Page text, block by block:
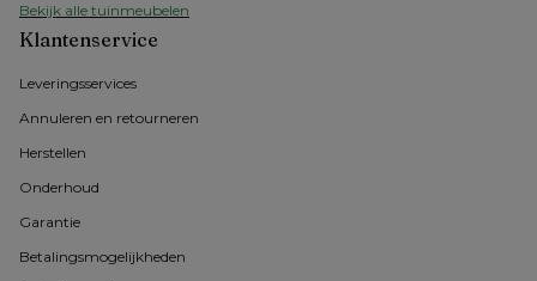
Bekijk alle tuinmeubelen
Klantenservice
Leveringsservices
Annuleren en retourneren
Herstellen
Onderhoud
Garantie
Betalingsmogelijkheden